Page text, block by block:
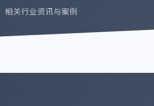
相关行业资讯与案例